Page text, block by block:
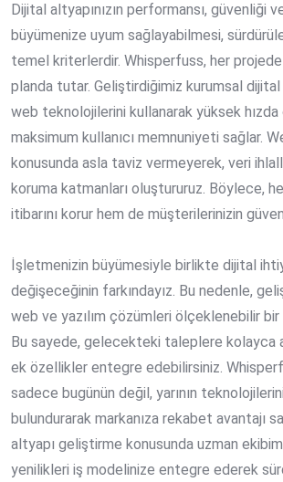
Dijital altyapınızın performansı, güvenliği
büyümenize uyum sağlayabilmesi,
temel kriterlerdir. Whisperfuss, her
planda tutar. Geliştirdiğimiz kurumsal
web teknolojilerini kullanarak yüksek hızda
maksimum kullanıcı memnuniyeti sağlar.
konusunda asla taviz vermeyerek, veri
koruma katmanları oluştururuz. Böylece,
itibarını korur hem de müşterilerinizin
İşletmenizin büyümesiyle birlikte dijital
değişeceğinin farkındayız. Bu nedenle,
web ve yazılım çözümleri ölçeklenebilir
Bu sayede, gelecekteki taleplere kolayca
ek özellikler entegre edebilirsiniz.
sadece bugünün değil, yarının
bulundurarak markanıza rekabet avantajı
altyapı geliştirme konusunda uzman
yenilikleri iş modelinize entegre ederek